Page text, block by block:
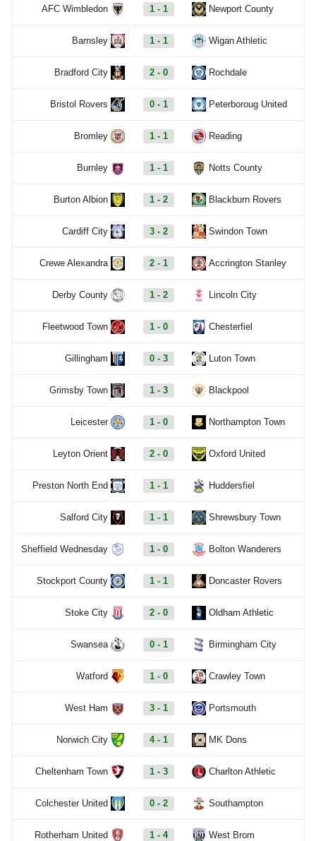
AFC Wimbledon 1 - 1 Newport County
Barnsley 1 - 1 Wigan Athletic
Bradford City 2 - 0 Rochdale
Bristol Rovers 0 - 1 Peterboroug United
Bromley 1 - 1 Reading
Burnley 1 - 1 Notts County
Burton Albion 1 - 2 Blackburn Rovers
Cardiff City 3 - 2 Swindon Town
Crewe Alexandra 2 - 1 Accrington Stanley
Derby County 1 - 2 Lincoln City
Fleetwood Town 1 - 0 Chesterfiel
Gillingham 0 - 3 Luton Town
Grimsby Town 1 - 3 Blackpool
Leicester 1 - 0 Northampton Town
Leyton Orient 2 - 0 Oxford United
Preston North End 1 - 1 Huddersfiel
Salford City 1 - 1 Shrewsbury Town
Sheffield Wednesday 1 - 0 Bolton Wanderers
Stockport County 1 - 1 Doncaster Rovers
Stoke City 2 - 0 Oldham Athletic
Swansea 0 - 1 Birmingham City
Watford 1 - 0 Crawley Town
West Ham 3 - 1 Portsmouth
Norwich City 4 - 1 MK Dons
Cheltenham Town 1 - 3 Charlton Athletic
Colchester United 0 - 2 Southampton
Rotherham United 1 - 4 West Brom